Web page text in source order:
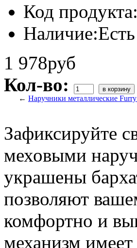
Код продукта:
Наличие:Есть
1 978руб
Кол-во:
← Наручники металлические
Зафиксируйте
меховыми
украшены
позволяют
комфортно и
механизм